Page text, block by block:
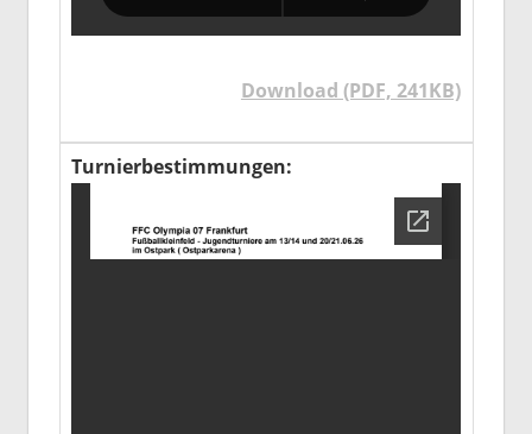
Download (PDF, 241KB)